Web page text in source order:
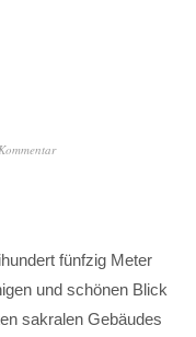
fünfzig Meter
und schönen Blick
sakralen Gebäudes